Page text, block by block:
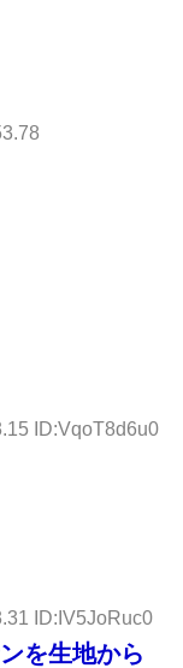
ID:VqoT8d6u0
ID:IV5JoRuc0
を生地から